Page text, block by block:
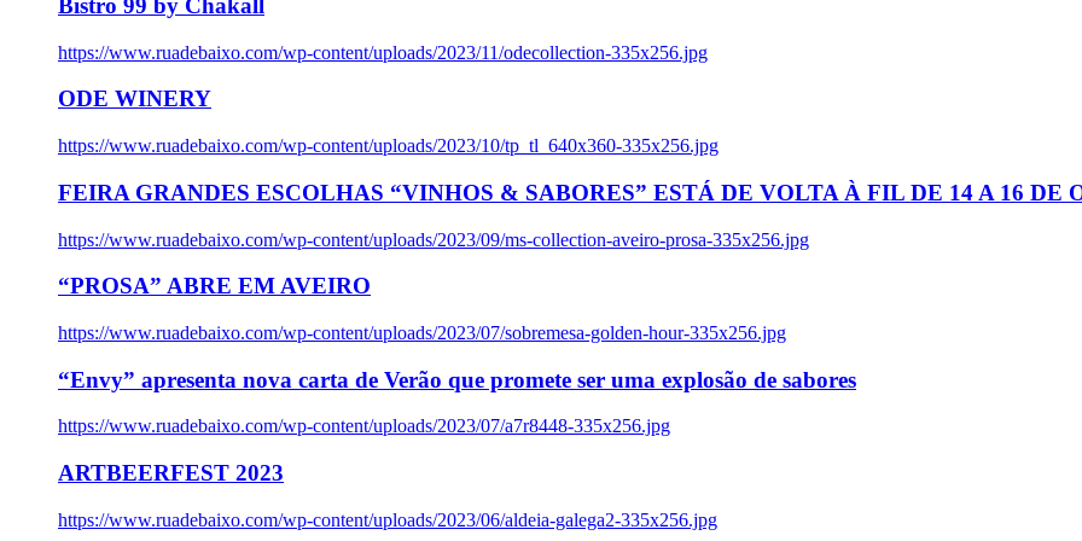
Bistro 99 by Chakall
https://www.ruadebaixo.com/wp-content/uploads/2023/11/odecollection-335x256.jpg
ODE WINERY
https://www.ruadebaixo.com/wp-content/uploads/2023/10/tp_tl_640x360-335x256.jpg
FEIRA GRANDES ESCOLHAS “VINHOS & SABORES” ESTÁ DE VOLTA À FIL DE 14 A 16 DE
https://www.ruadebaixo.com/wp-content/uploads/2023/09/ms-collection-aveiro-prosa-335x256.jpg
“PROSA” ABRE EM AVEIRO
https://www.ruadebaixo.com/wp-content/uploads/2023/07/sobremesa-golden-hour-335x256.jpg
“Envy” apresenta nova carta de Verão que promete ser uma explosão de sabores
https://www.ruadebaixo.com/wp-content/uploads/2023/07/a7r8448-335x256.jpg
ARTBEERFEST 2023
https://www.ruadebaixo.com/wp-content/uploads/2023/06/aldeia-galega2-335x256.jpg